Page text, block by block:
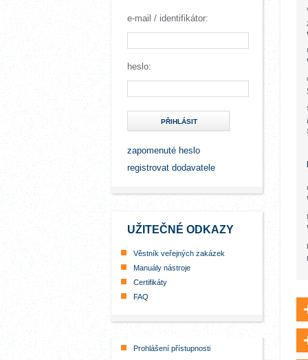
e-mail / identifikátor:
heslo:
PŘIHLÁSIT
zapomenuté heslo
registrovat dodavatele
UŽITEČNÉ ODKAZY
Věstník veřejných zakázek
Manuály nástroje
Certifikáty
FAQ
Prohlášení přístupnosti